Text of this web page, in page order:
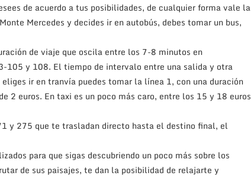
de acuerdo a tus posibilidades, de cualquier forma vale la
Mercedes y decides ir en autobús, debes tomar un bus,
de viaje que oscila entre los 7-8 minutos en
y 108. El tiempo de intervalo entre una salida y otra
ir en tranvía puedes tomar la línea 1, con una duración
2 euros. En taxi es un poco más caro, entre los 15 y 18 euros
y 275 que te trasladan directo hasta el destino final, el
para que sigas descubriendo un poco más sobre los
de sus paisajes, te dan la posibilidad de relajarte y